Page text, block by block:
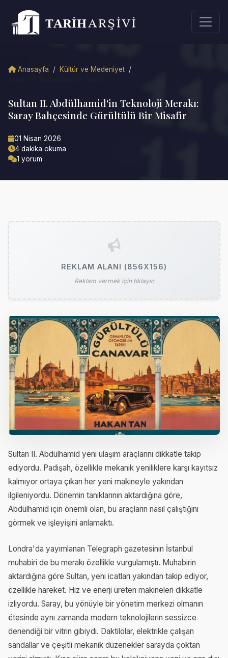
Anasayfa / Kültür ve Medeniyet /
Sultan II. Abdülhamid'in Teknoloji Merakı:
Saray Bahçesinde Gürültülü Bir Misafir
01 Nisan 2026
4 dakika okuma
1 yorum
REKLAM ALANI (856X156)
Reklam vermek için tıklayın
Sultan II. Abdülhamid yeni ulaşım araçlarını dikkatle takip
ediyordu. Padişah, özellikle mekanik yeniliklere karşı kayıtsız
kalmıyor ortaya çıkan her yeni makineyle yakından
ilgileniyordu. Dönemin tanıklarının aktardığına göre,
Abdülhamid için önemli olan, bu araçların nasıl çalıştığını
görmek ve işleyişini anlamaktı.
Londra'da yayımlanan Telegraph gazetesinin İstanbul
muhabiri de bu merakı özellikle vurgulamıştı. Muhabirin
aktardığına göre Sultan, yeni icatları yakından takip ediyor,
özellikle hareket. Hız ve enerji üreten makineleri dikkatle
izliyordu. Saray, bu yönüyle bir yönetim merkezi olmanın
ötesinde aynı zamanda modern teknolojilerin sessizce
denendiği bir vitrin gibiydi. Daktilolar, elektrikle çalışan
sandallar ve çeşitli mekanik düzenekler sarayda çoktan